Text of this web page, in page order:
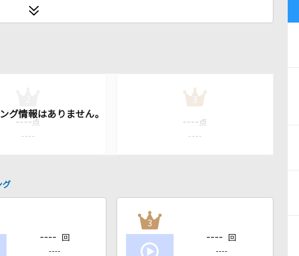
---- 点
----
3
---- 点
----
グ
---- 回
----
3
---- 回
----